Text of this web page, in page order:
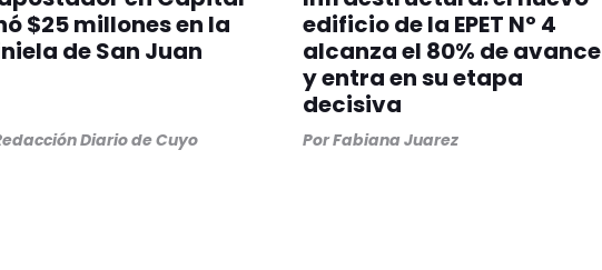
$25 millones en la
de San Juan
Diario de Cuyo
edificio de la EPET Nº 4
alcanza el 80% de avance
y entra en su etapa
decisiva
PorFabiana Juarez